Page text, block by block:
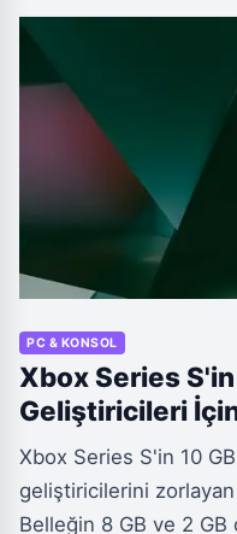
ilerlemenizi kurtaracak
PC & KONSOL
Xbox Series
Geliştiricileri
Xbox Series S'in 10
geliştiricilerini zorlayan
Belleğin 8 GB ve 2 GB